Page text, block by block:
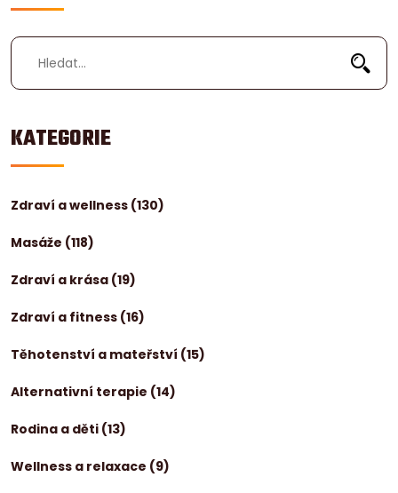
KATEGORIE
Zdraví a wellness (130)
Masáže (118)
Zdraví a krása (19)
Zdraví a fitness (16)
Těhotenství a mateřství (15)
Alternativní terapie (14)
Rodina a děti (13)
Wellness a relaxace (9)